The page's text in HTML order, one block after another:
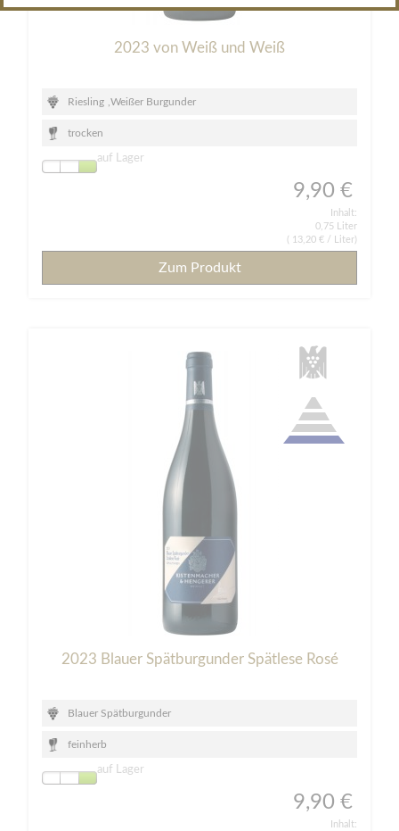
2023 von Weiß und Weiß
Riesling Weißer Burgunder
trocken
auf Lager
9,90 €
Inhalt:
0,75 Liter
13,20 € / Liter)
Zum Produkt
2023 Blauer Spätburgunder Spätlese Rosé
Blauer Spätburgunder
feinherb
auf Lager
9,90 €
Inhalt: